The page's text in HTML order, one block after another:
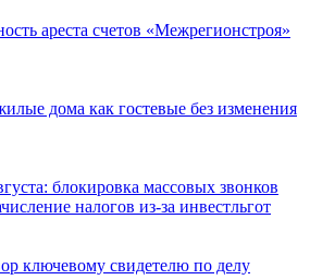
ареста счетов «Межрегионстроя»
дома как гостевые без изменения
блокировка массовых звонков
налогов из-за инвестльгот
ключевому свидетелю по делу